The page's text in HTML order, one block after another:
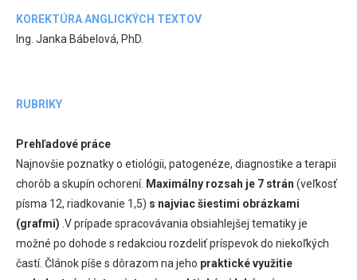
KOREKTÚRA ANGLICKÝCH TEXTOV
Ing. Janka Bábelová, PhD.
RUBRIKY
Prehľadové práce
Najnovšie poznatky o etiológii, patogenéze, diagnostike a terapii
chorôb a skupín ochorení. Maximálny rozsah je 7 strán (veľkosť
písma 12, riadkovanie 1,5) s najviac šiestimi obrázkami
(grafmi) .V prípade spracovávania obsiahlejšej tematiky je
možné po dohode s redakciou rozdeliť príspevok do niekoľkých
častí. Článok píše s dôrazom na jeho praktické využitie